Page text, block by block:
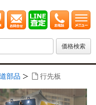
部品 行先板